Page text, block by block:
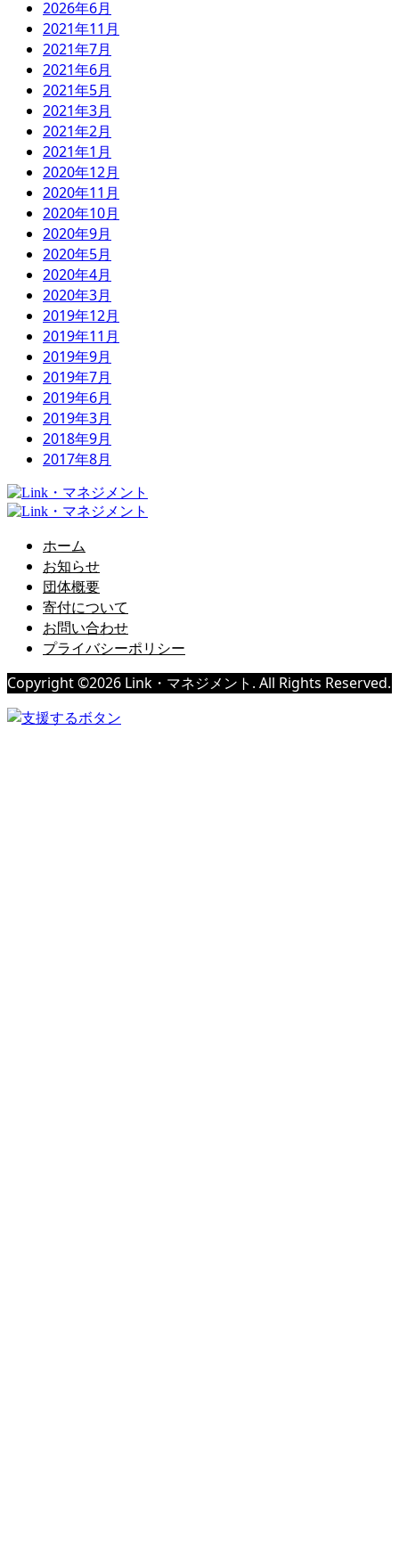
2026年6月
2021年11月
2021年7月
2021年6月
2021年5月
2021年3月
2021年2月
2021年1月
2020年12月
2020年11月
2020年10月
2020年9月
2020年5月
2020年4月
2020年3月
2019年12月
2019年11月
2019年9月
2019年7月
2019年6月
2019年3月
2018年9月
2017年8月
ホーム
お知らせ
団体概要
寄付について
お問い合わせ
プライバシーポリシー
Copyright ©2026 Link・マネジメント. All Rights Reserved.